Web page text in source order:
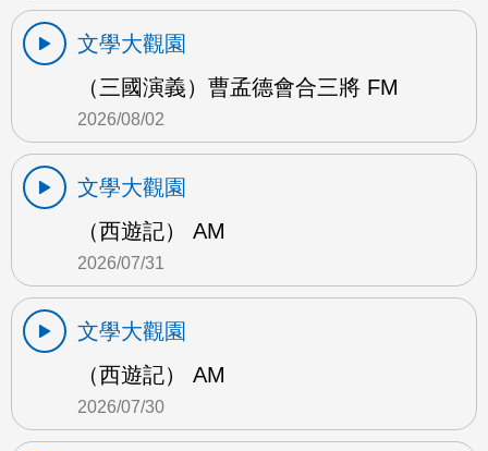
文學大觀園
（三國演義）曹孟德會合三將 FM
2026/08/02
文學大觀園
（西遊記） AM
2026/07/31
文學大觀園
（西遊記） AM
2026/07/30